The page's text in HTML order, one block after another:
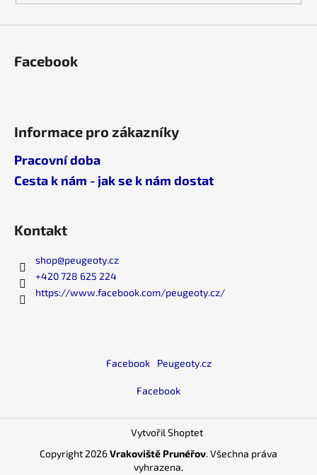
ý
p
Facebook
Informace pro zákazníky
Pracovní doba
Cesta k nám - jak se k nám dostat
Kontakt
shop@peugeoty.cz
+420 728 625 224
https://www.facebook.com/peugeoty.cz/
Facebook Peugeoty.cz
Facebook
Vytvořil Shoptet
Copyright 2026Vrakoviště Prunéřov. Všechna práva
vyhrazena.